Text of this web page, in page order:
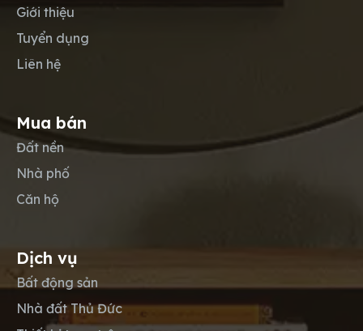
Giới thiệu
Tuyển dụng
Liên hệ
Mua bán
Đất nền
Nhà phố
Căn hộ
Dịch vụ
Bất động sản
Nhà đất Thủ Đức